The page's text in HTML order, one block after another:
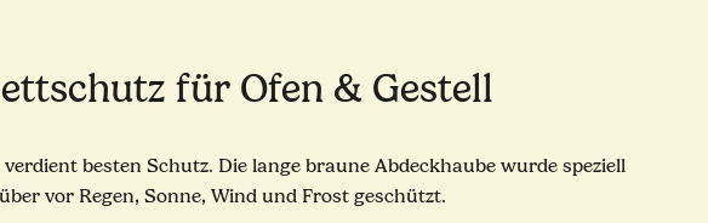
für Ofen & Gestell
besten Schutz. Die lange braune Abdeckhaube wurde speziell
vor Regen, Sonne, Wind und Frost geschützt.